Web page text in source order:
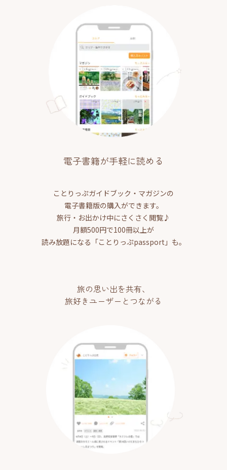
電子書籍が手軽に読める
ことりっぷガイドブック・マガジンの
電子書籍版の購入ができます。
旅行・お出かけ中にさくさく閲覧♪
月額500円で100冊以上が
読み放題になる「ことりっぷpassport」も。
旅の思い出を共有、
旅好きユーザーとつながる